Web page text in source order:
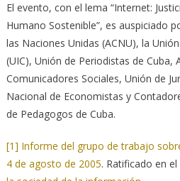
El evento, con el lema “Internet:
Humano Sostenible”, es auspiciado
las Naciones Unidas (ACNU), la
(UIC), Unión de Periodistas de Cuba,
Comunicadores Sociales, Unión de
Nacional de Economistas y
de Pedagogos de Cuba.
[1] Informe del grupo de trabajo
4 de agosto de 2005. Ratificado en el